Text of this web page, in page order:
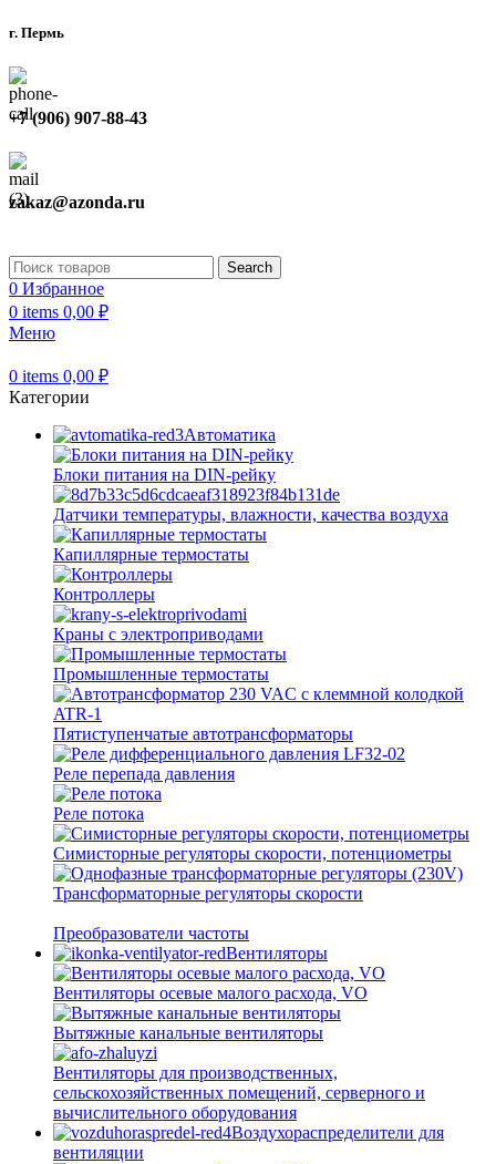
г. Пермь
+7 (906) 907-88-43
zakaz@azonda.ru
Search
0 Избранное
0 items 0,00 ₽
Меню
0 items 0,00 ₽
Категории
Автоматика
Блоки питания на DIN-рейку
Датчики температуры, влажности, качества воздуха
Капиллярные термостаты
Контроллеры
Краны с электроприводами
Промышленные термостаты
Пятиступенчатые автотрансформаторы
Реле перепада давления
Реле потока
Симисторные регуляторы скорости, потенциометры
Трансформаторные регуляторы скорости
Преобразователи частоты
Вентиляторы
Вентиляторы осевые малого расхода, VO
Вытяжные канальные вентиляторы
Вентиляторы для производственных,
сельскохозяйственных помещений, серверного и
вычислительного оборудования
Воздухораспределители для
вентиляции